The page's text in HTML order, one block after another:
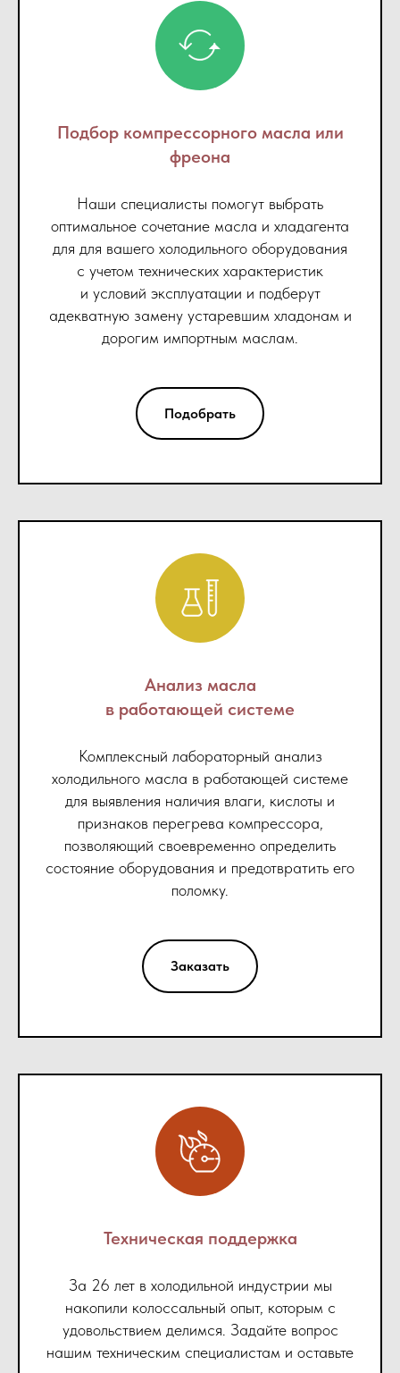
Подбор компрессорного масла или
фреона
Наши специалисты помогут выбрать
оптимальное сочетание масла и хладагента
для для вашего холодильного оборудования
с учетом технических характеристик
и условий эксплуатации и подберут
адекватную замену устаревшим хладонам и
дорогим импортным маслам.
Подобрать
Анализ масла
в работающей системе
Комплексный лабораторный анализ
холодильного масла в работающей системе
для выявления наличия влаги, кислоты и
признаков перегрева компрессора,
позволяющий своевременно определить
состояние оборудования и предотвратить его
поломку.
Заказать
Техническая поддержка
За 26 лет в холодильной индустрии мы
накопили колоссальный опыт, которым с
удовольствием делимся. Задайте вопрос
нашим техническим специалистам и оставьте